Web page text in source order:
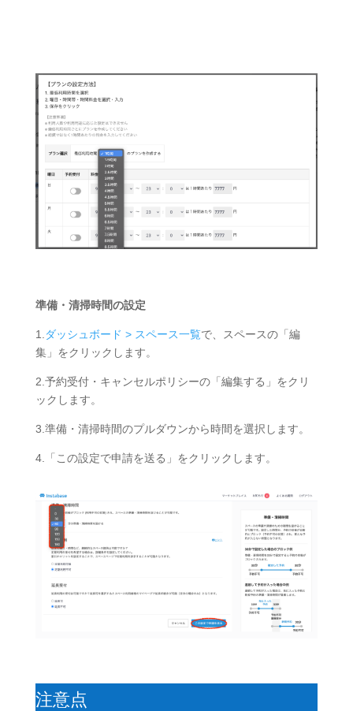
準備・清掃時間の設定
1. ダッシュボード > スペース一覧で、スペースの「編
集」をクリックします。
2.予約受付・キャンセルポリシーの「編集する」をクリ
ックします。
3.準備・清掃時間のプルダウンから時間を選択します。
4.「この設定で申請を送る」をクリックします。
注意点